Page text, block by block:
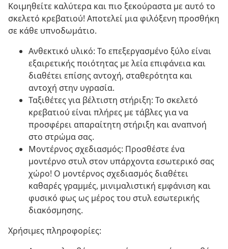
Κοιμηθείτε καλύτερα και πιο ξεκούραστα με αυτό το
σκελετό κρεβατιού! Αποτελεί μια φιλόξενη προσθήκη
σε κάθε υπνοδωμάτιο.
Ανθεκτικό υλικό: Το επεξεργασμένο ξύλο είναι
εξαιρετικής ποιότητας με λεία επιφάνεια και
διαθέτει επίσης αντοχή, σταθερότητα και
αντοχή στην υγρασία.
Ταξιθέτες για βέλτιστη στήριξη: Το σκελετό
κρεβατιού είναι πλήρες με τάβλες για να
προσφέρει απαραίτητη στήριξη και αναπνοή
στο στρώμα σας.
Μοντέρνος σχεδιασμός: Προσθέστε ένα
μοντέρνο στυλ στον υπάρχοντα εσωτερικό σας
χώρο! Ο μοντέρνος σχεδιασμός διαθέτει
καθαρές γραμμές, μινιμαλιστική εμφάνιση και
φυσικό φως ως μέρος του στυλ εσωτερικής
διακόσμησης.
Χρήσιμες πληροφορίες: